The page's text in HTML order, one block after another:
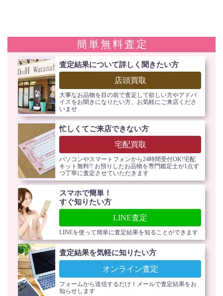
簡単無料査定
査定結果について詳しく聞きたい方
店頭買取
大事なお品物を目の前で査定して欲しい方やアドバ
イスをお聞きになりたい方、お気軽にご来店くださ
いませ
忙しくてご来店できない方
宅配買取
パソコンやスマートフォンから24時間受付OK!宅配
キット無料!! お預りしたお品物を専門鑑定士が1点ず
つ丁寧に査定させていただきます
スマホで簡単！
すぐ知りたい方
LINE査定
LINEを使って簡単に査定結果を知ることができます
査定結果を気軽に知りたい方
オンライン査定
フォームから送信するだけ！メールで査定結果をお
知らせします